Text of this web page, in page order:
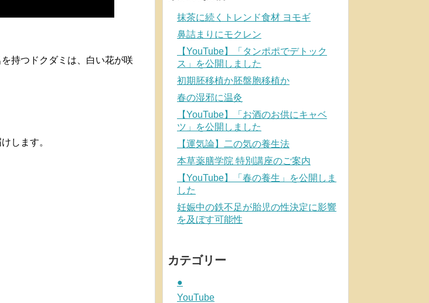
持つドクダミは、白い花が咲
します。
抹茶に続くトレンド食材 ヨモギ
鼻詰まりにモクレン
【YouTube】「タンポポでデトック
ス」を公開しました
初期胚移植か胚盤胞移植か
春の湿邪に温灸
【YouTube】「お酒のお供にキャベ
ツ」を公開しました
【運気論】二の気の養生法
本草薬膳学院 特別講座のご案内
【YouTube】「春の養生」を公開しま
した
妊娠中の鉄不足が胎児の性決定に影響
を及ぼす可能性
カテゴリー
●
YouTube